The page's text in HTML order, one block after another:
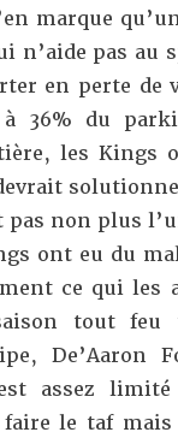
marque
n’aide pas au
en perte de
36% du
les Kings
pas non plus
ont eu du
ce qui les
tout
De’Aaron
assez
le taf